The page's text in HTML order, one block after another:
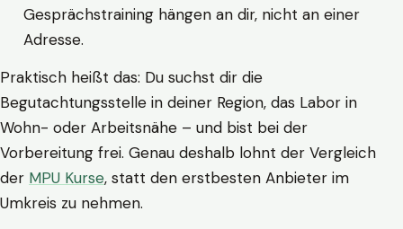
Gesprächstraining hängen an dir, nicht an einer
Adresse.
Praktisch heißt das: Du suchst dir die
Begutachtungsstelle in deiner Region, das Labor in
Wohn- oder Arbeitsnähe – und bist bei der
Vorbereitung frei. Genau deshalb lohnt der Vergleich
der MPU Kurse, statt den erstbesten Anbieter im
Umkreis zu nehmen.